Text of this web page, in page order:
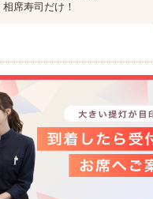
席寿司だけ！